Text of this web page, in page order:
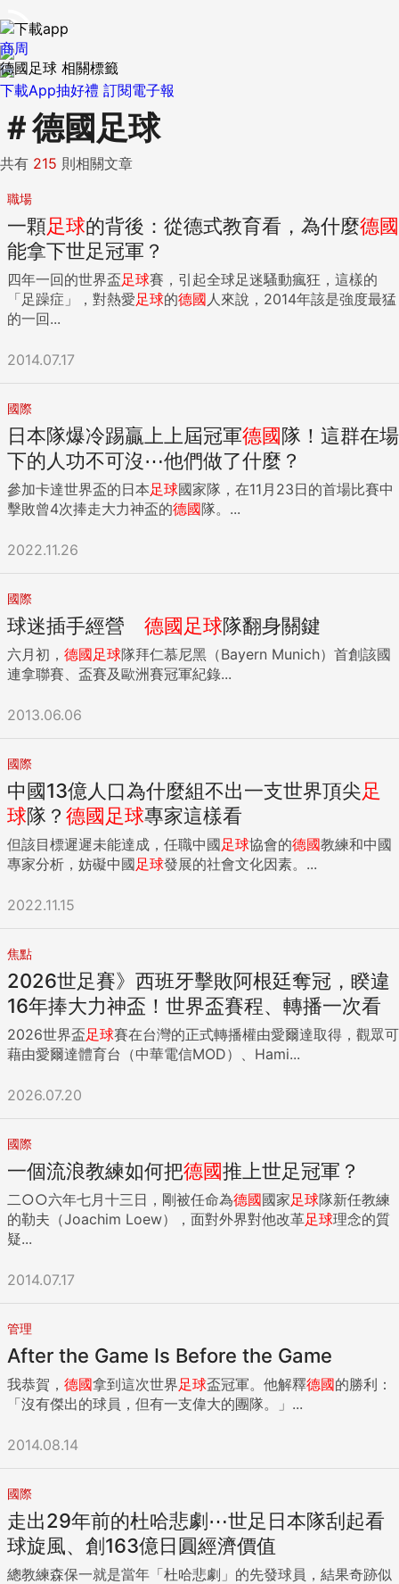
下載App抽好禮 訂閱電子報
商周
德國足球 相關標籤
＃德國足球
共有 215 則相關文章
職場
一顆足球的背後：從德式教育看，為什麼德國
能拿下世足冠軍？
四年一回的世界盃足球賽，引起全球足迷騷動瘋狂，這樣的
「足躁症」，對熱愛足球的德國 人來說，2014年該是強度最猛
的一回...
2014.07.17
國際
日本隊爆冷踢贏上上屆冠軍德國隊！這群在場
下的人功不可沒⋯他們做了什麼？
參加卡達世界盃的日本足球國家隊，在11月23日的首場比賽中
擊敗曾4次捧走大力神盃的德國隊。...
2022.11.26
國際
球迷插手經營 德國足球隊翻身關鍵
六月初， 德國足球隊拜仁慕尼黑（Bayern Munich）首創該國
連拿聯賽、盃賽及歐洲賽冠軍紀錄...
2013.06.06
國際
中國13億人口為什麼組不出一支世界頂尖足
球隊？ 德國足球專家這樣看
但該目標遲遲未能達成，任職中國足球協會的德國教練和中國
專家分析，妨礙中國足球發展的社會文化因素。...
2022.11.15
焦點
2026世足賽》西班牙擊敗阿根廷奪冠，睽違
16年捧大力神盃！世界盃賽程、轉播一次看
2026世界盃足球賽在台灣的正式轉播權由愛爾達取得，觀眾可
藉由愛爾達體育台（中華電信MOD）、Hami...
2026.07.20
國際
一個流浪教練如何把德國推上世足冠軍？
二○○六年七月十三日，剛被任命為德國國家足球隊新任教練
的勒夫（Joachim Loew），面對外界對他改革足球理念的質
疑...
2014.07.17
管理
After the Game Is Before the Game
我恭賀， 德國拿到這次世界足球盃冠軍。他解釋德國的勝利：
「沒有傑出的球員，但有一支偉大的團隊。」...
2014.08.14
國際
走出29年前的杜哈悲劇⋯世足日本隊刮起看
球旋風、創163億日圓經濟價值
總教練森保一就是當年「杜哈悲劇」的先發球員，結果奇跡似